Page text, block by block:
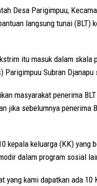
Desa Parigimpuu,
langsung tunai (BLT)
itu masuk dalam skala
Parigimpuu Subran
masyarakat penerima
jika sebelumnya penerima
kepala keluarga (KK) yang
dalam program sosial
yang kami dapatkan ada